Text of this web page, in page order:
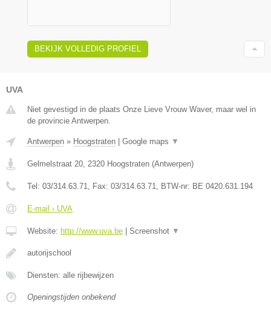
BEKIJK VOLLEDIG PROFIEL
UVA
Niet gevestigd in de plaats Onze Lieve Vrouw Waver, maar wel in
de provincie Antwerpen.
Antwerpen » Hoogstraten Google maps ▼
Gelmelstraat 20, 2320 Hoogstraten (Antwerpen)
Tel: 03/314.63.71, Fax: 03/314.63.71, BTW-nr: BE 0420.631.194
E-mail › UVA
Website: http://www.uva.be Screenshot ▼
autorijschool
Diensten: alle rijbewijzen
Openingstijden onbekend